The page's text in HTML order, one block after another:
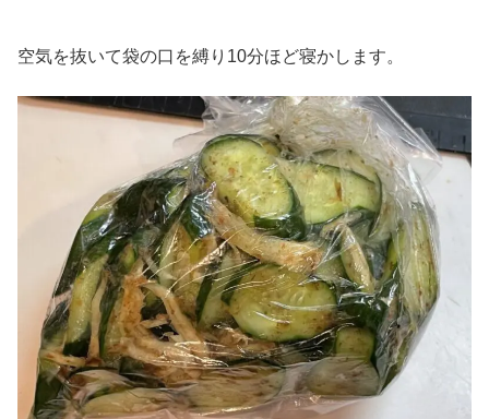
空気を抜いて袋の口を縛り10分ほど寝かします。